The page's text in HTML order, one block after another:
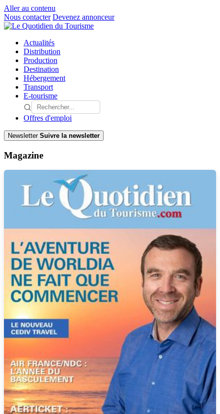
Aller au contenu
Nous contacter Devenez annonceur
Actualités
Distribution
Production
Destination
Hébergement
Transport
E-tourisme
Offres d'emploi
Newsletter Suivre la newsletter
Magazine